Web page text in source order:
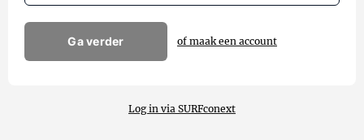
Ga verder of maak een account
Log in via SURFconext